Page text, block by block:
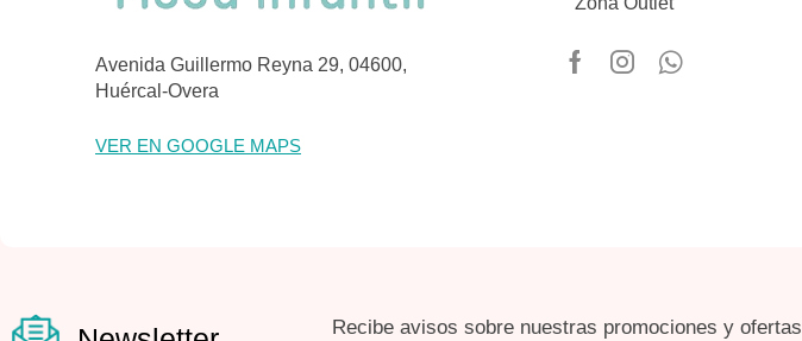
Avenida Guillermo Reyna 29, 04600,
Huércal-Overa
VER EN GOOGLE MAPS
Recibe avisos sobre nuestras promociones y ofertas